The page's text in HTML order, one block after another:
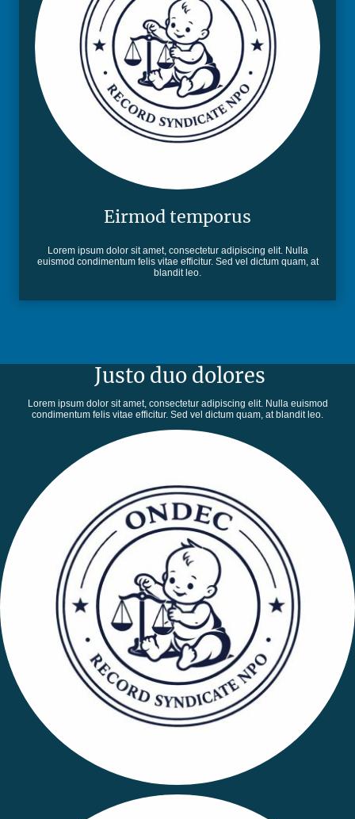
Eirmod temporus
Lorem ipsum dolor sit amet, consectetur adipiscing elit. Nulla
euismod condimentum felis vitae efficitur. Sed vel dictum quam, at
blandit leo.
Justo duo dolores
Lorem ipsum dolor sit amet, consectetur adipiscing elit. Nulla euismod
condimentum felis vitae efficitur. Sed vel dictum quam, at blandit leo.